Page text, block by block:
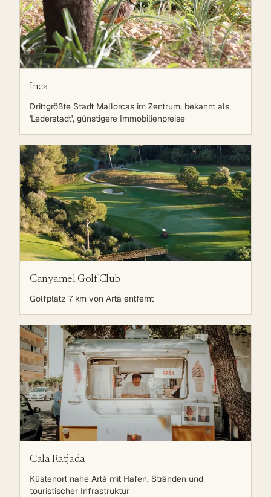
Inca
Drittgrößte Stadt Mallorcas im Zentrum, bekannt als
'Lederstadt', günstigere Immobilienpreise
Canyamel Golf Club
Golfplatz 7 km von Artà entfernt
Cala Ratjada
Küstenort nahe Artà mit Hafen, Stränden und
touristischer Infrastruktur